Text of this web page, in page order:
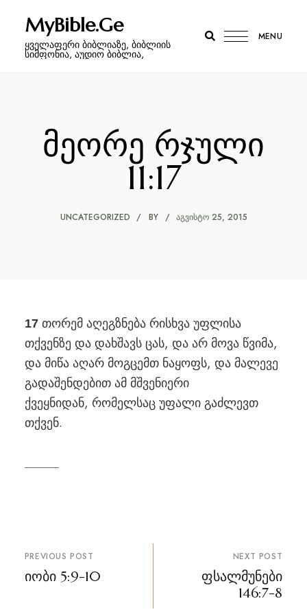
MyBible.Ge
ყველაფერი ბიბლიაზე, ბიბლიის
სიმფონია, აუდიო ბიბლია,
MENU
მეორე რჯული
11:17
UNCATEGORIZED BY ᲐᲒᲕᲘᲡᲢᲝ 25, 2015
17 თორემ აღეგზნება რისხვა უფლისა
თქვენზე და დახშავს ცას, და არ მოვა წვიმა,
და მიწა აღარ მოგცემთ ნაყოფს, და მალევე
გადაშენდებით ამ მშვენიერი
ქვეყნიდან, რომელსაც უფალი გაძლევთ
თქვენ.
პოსტის
ნავიგაცია
PREVIOUS POST
იობი 5:9-10
NEXT POST
ფსალმუნები
146:7-8